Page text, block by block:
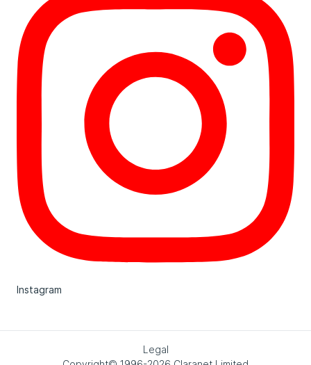
Instagram
Legal